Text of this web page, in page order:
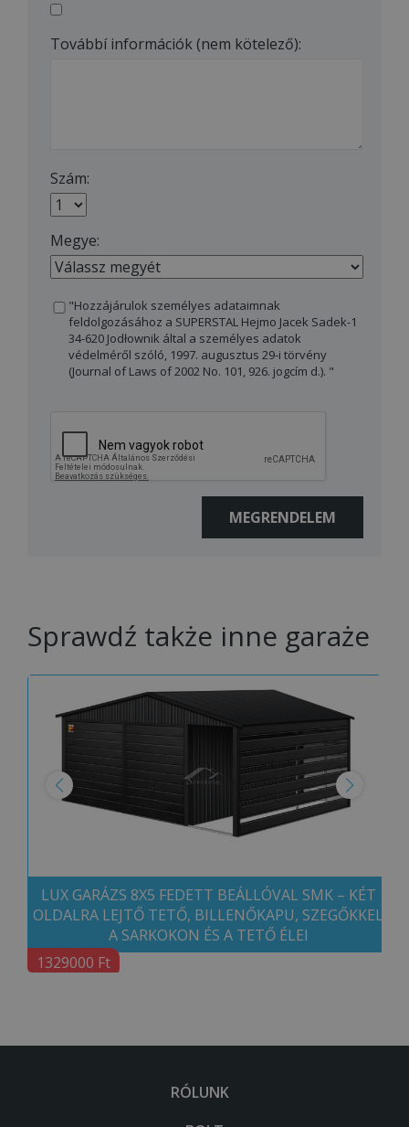
Továbbí információk (nem kötelező):
Szám:
Megye:
"Hozzájárulok személyes adataimnak
feldolgozásához a SUPERSTAL Hejmo Jacek Sadek-1
34-620 Jodłownik által a személyes adatok
védelméről szóló, 1997. augusztus 29-i törvény
(Journal of Laws of 2002 No. 101, 926. jogcím d.). "
Sprawdź także inne garaże
LUX GARÁZS 8X5 FEDETT BEÁLLÓVAL SMK – KÉT
OLDALRA LEJTŐ TETŐ, BILLENŐKAPU, SZEGŐKKEL
A SARKOKON ÉS A TETŐ ÉLEI
1329000 Ft
RÓLUNK